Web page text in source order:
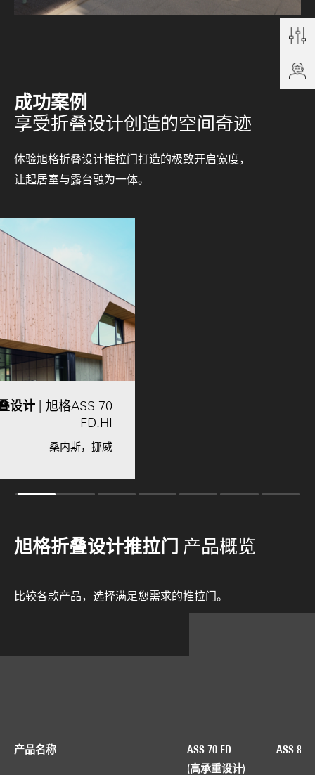
成功案例
享受折叠设计创造的空间奇迹
体验旭格折叠设计推拉门打造的极致开启宽度，
让起居室与露台融为一体。
旭格折叠设计推拉门 产品概览
比较各款产品，选择满足您需求的推拉门。
产品名称
ASS 70 FD
(高承重设计)
ASS 80